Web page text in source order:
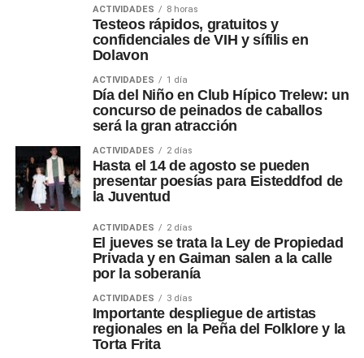
ACTIVIDADES 8 horas
Testeos rápidos, gratuitos y
confidenciales de VIH y sífilis en
Dolavon
ACTIVIDADES 1 día
Día del Niño en Club Hípico Trelew: un
concurso de peinados de caballos
será la gran atracción
ACTIVIDADES 2 días
Hasta el 14 de agosto se pueden
presentar poesías para Eisteddfod de
la Juventud
ACTIVIDADES 2 días
El jueves se trata la Ley de Propiedad
Privada y en Gaiman salen a la calle
por la soberanía
ACTIVIDADES 3 días
Importante despliegue de artistas
regionales en la Peña del Folklore y la
Torta Frita